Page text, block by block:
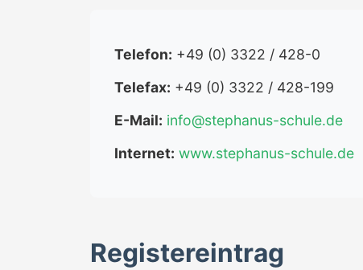
Telefon: +49 (0) 3322 / 428-0
Telefax: +49 (0) 3322 / 428-199
E-Mail: info@stephanus-schule.de
Internet: www.stephanus-schule.de
Registereintrag